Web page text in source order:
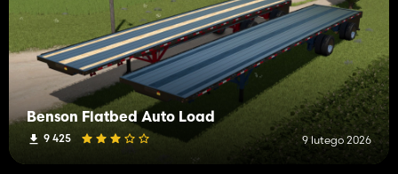
Benson Flatbed Auto Load
9 425 9 lutego 2026